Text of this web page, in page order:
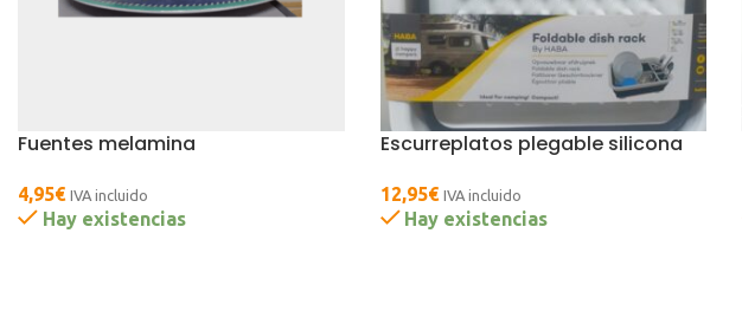
Fuentes melamina
4,95€ IVA incluido
Hay existencias
Escurreplatos plegable silicona
12,95€ IVA incluido
Hay existencias